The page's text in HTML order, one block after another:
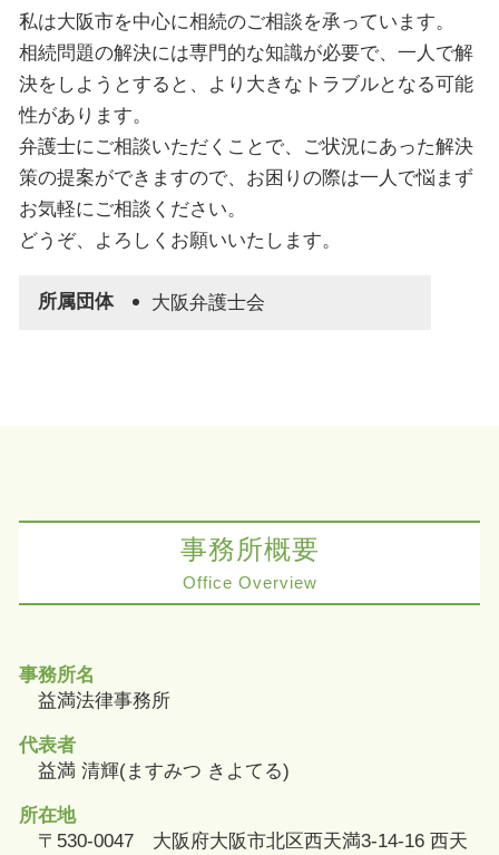
私は大阪市を中心に相続のご相談を承っています。
相続問題の解決には専門的な知識が必要で、一人で解
決をしようとすると、より大きなトラブルとなる可能
性があります。
弁護士にご相談いただくことで、ご状況にあった解決
策の提案ができますので、お困りの際は一人で悩まず
お気軽にご相談ください。
どうぞ、よろしくお願いいたします。
所属団体 大阪弁護士会
事務所概要
Office Overview
事務所名
益満法律事務所
代表者
益満 清輝(ますみつ きよてる)
所在地
〒530-0047 大阪府大阪市北区西天満3-14-16 西天